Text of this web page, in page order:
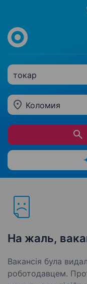
токар
Коломия
На жаль,
Вакансія була
роботодавцем.